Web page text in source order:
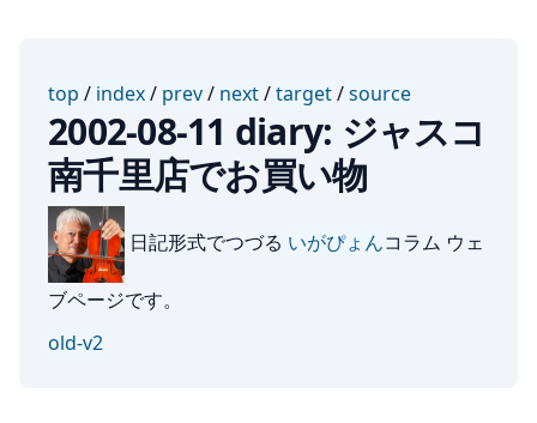
top / index/ prev/ next/target/source
2002-08-11 diary: ジャスコ
南千里店でお買い物
日記形式でつづる いがぴょんコラム ウェ
ブページです。
old-v2